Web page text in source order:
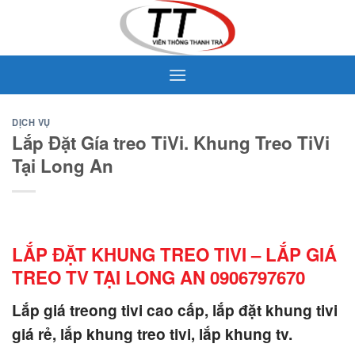
DỊCH VỤ
Lắp Đặt Gía treo TiVi. Khung Treo TiVi
Tại Long An
LẮP ĐẶT KHUNG TREO TIVI – LẮP GIÁ
TREO TV TẠI LONG AN 0906797670
Lắp giá treong tivi cao cấp, lắp đặt khung tivi
giá rẻ, lắp khung treo tivi, lắp khung tv.